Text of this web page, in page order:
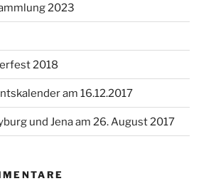
2023
2018
am 16.12.2017
und Jena am 26. August 2017